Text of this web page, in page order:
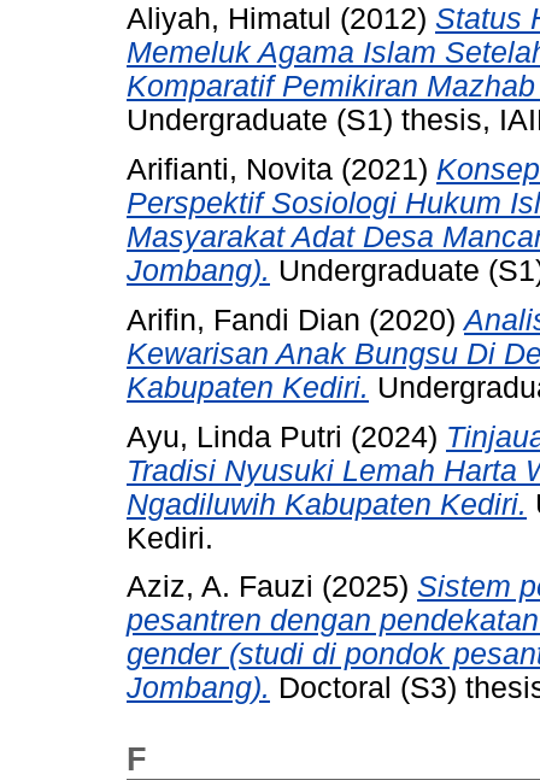
Aliyah, Himatul (2012) Status
Memeluk Agama Islam
Komparatif Pemikiran
Undergraduate (S1) thesis,
Arifianti, Novita (2021)
Perspektif Sosiologi Hukum
Masyarakat Adat Desa
Jombang). Undergraduate
Arifin, Fandi Dian (2020)
Kewarisan Anak Bungsu Di
Kabupaten Kediri.
Ayu, Linda Putri (2024)
Tradisi Nyusuki Lemah Harta
Ngadiluwih Kabupaten Kediri.
Kediri.
Aziz, A. Fauzi (2025) Sistem
pesantren dengan
gender (studi di pondok
Jombang). Doctoral (S3)
F